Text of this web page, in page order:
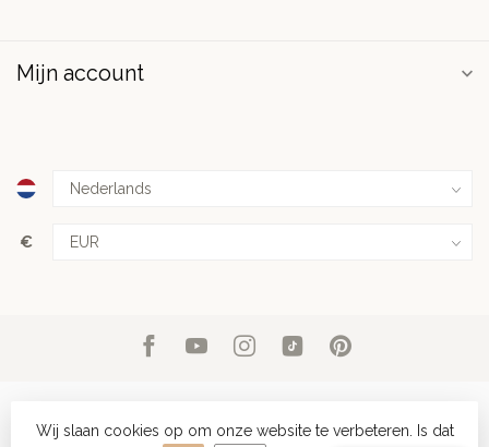
Mijn account
€
© Copyright 2026 PuurSpirits.nl- Powered byLightspeed-
Wij slaan cookies op om onze website te verbeteren. Is dat